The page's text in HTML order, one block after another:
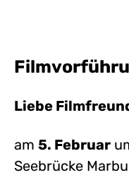
Liebe
am 5. Februar
Seebrücke